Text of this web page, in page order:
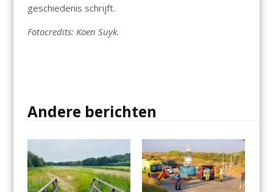
geschiedenis schrijft.
Fotocredits: Koen Suyk.
Andere berichten